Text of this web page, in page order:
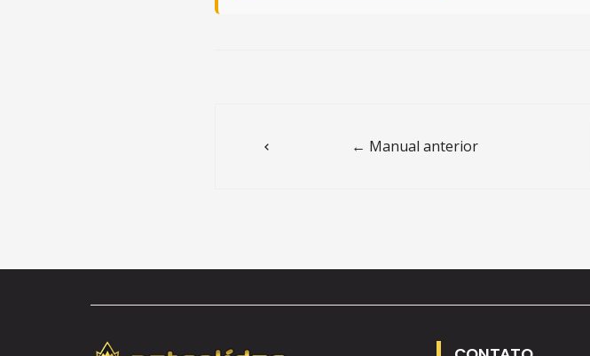
navigation← Manual anterior